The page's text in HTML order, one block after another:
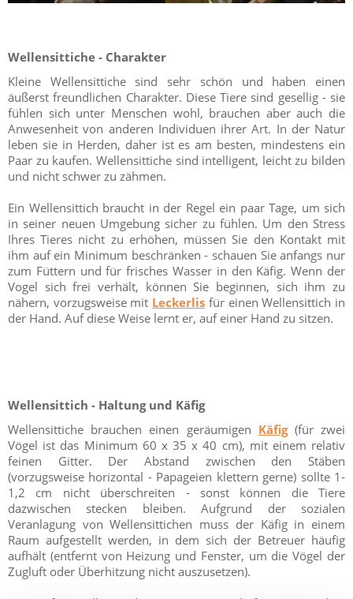
Wellensittiche - Charakter
Kleine Wellensittiche sind sehr schön und haben einen
äußerst freundlichen Charakter. Diese Tiere sind gesellig - sie
fühlen sich unter Menschen wohl, brauchen aber auch die
Anwesenheit von anderen Individuen ihrer Art. In der Natur
leben sie in Herden, daher ist es am besten, mindestens ein
Paar zu kaufen. Wellensittiche sind intelligent, leicht zu bilden
und nicht schwer zu zähmen.
Ein Wellensittich braucht in der Regel ein paar Tage, um sich
in seiner neuen Umgebung sicher zu fühlen. Um den Stress
Ihres Tieres nicht zu erhöhen, müssen Sie den Kontakt mit
ihm auf ein Minimum beschränken - schauen Sie anfangs nur
zum Füttern und für frisches Wasser in den Käfig. Wenn der
Vogel sich frei verhält, können Sie beginnen, sich ihm zu
nähern, vorzugsweise mit Leckerlis für einen Wellensittich in
der Hand. Auf diese Weise lernt er, auf einer Hand zu sitzen.
Wellensittich - Haltung und Käfig
Wellensittiche brauchen einen geräumigen Käfig(für zwei
Vögel ist das Minimum 60 x 35 x 40 cm), mit einem relativ
feinen Gitter. Der Abstand zwischen den Stäben
(vorzugsweise horizontal - Papageien klettern gerne) sollte 1-
1,2 cm nicht überschreiten - sonst können die Tiere
dazwischen stecken bleiben. Aufgrund der sozialen
Veranlagung von Wellensittichen muss der Käfig in einem
Raum aufgestellt werden, in dem sich der Betreuer häufig
aufhält (entfernt von Heizung und Fenster, um die Vögel der
Zugluft oder Überhitzung nicht auszusetzen).